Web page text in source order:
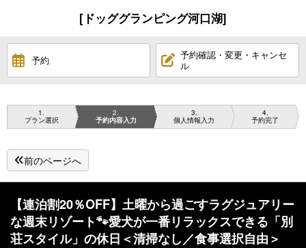
[ドッググランピング河口湖]
予約
予約確認・変更・キャンセ
ル
1
プラン選択
2
予約内容入力
3
個人情報入力
4
予約完了
前のページへ
【連泊割20％OFF】土曜から過ごすラグジュアリー
な週末リゾート🐾愛犬が一番リラックスできる「別
荘スタイル」の休日＜清掃なし／食事選択自由＞